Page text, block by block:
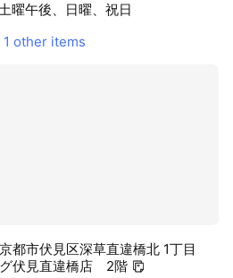
曜午後、日曜、祝日
1 other items
都市伏見区深草直違橋北 1丁目
伏見直違橋店 2階